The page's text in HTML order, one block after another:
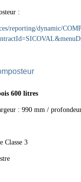
:
reporting/dynamic/
600 litres
: 990 mm /
Classe 3